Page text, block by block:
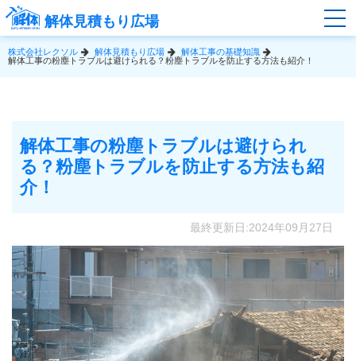
解体見積もり広場
株式会社レクソル 解体見積もり広場
解体工事の基礎知識
解体工事の粉塵トラブルは避けられる？粉塵トラブルを防止する方法も紹介！
解体工事の粉塵トラブルは避けられ
る？粉塵トラブルを防止する方法も紹
介！
最終更新日:2024年09月27日